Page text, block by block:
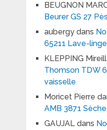
BEUGNON
Beurer GS 27
aubergydans
65211 Lave-linge
KLEPPING
Thomson TDW
vaisselle
Moricet Pierre
AMB 3871
GAUJALdans